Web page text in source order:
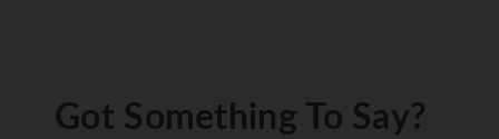
Got Something To Say?